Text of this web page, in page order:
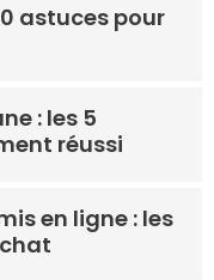
astuces pour
: les 5
réussi
en ligne : les